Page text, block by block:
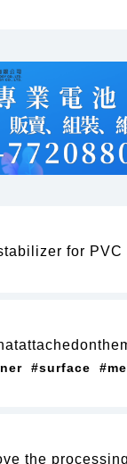
for
#surface
the